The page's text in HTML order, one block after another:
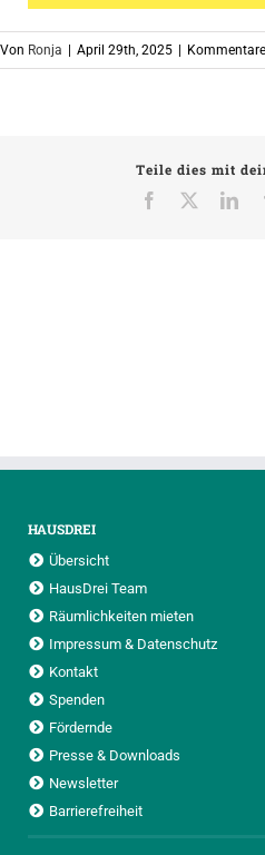
Von Ronja April 29th, 2025
Teile dies mit
Facebook
HAUSDREI
Übersicht
HausDrei Team
Räumlichkeiten mieten
Impressum & Datenschutz
Kontakt
Spenden
Fördernde
Presse & Downloads
Newsletter
Barrierefreiheit